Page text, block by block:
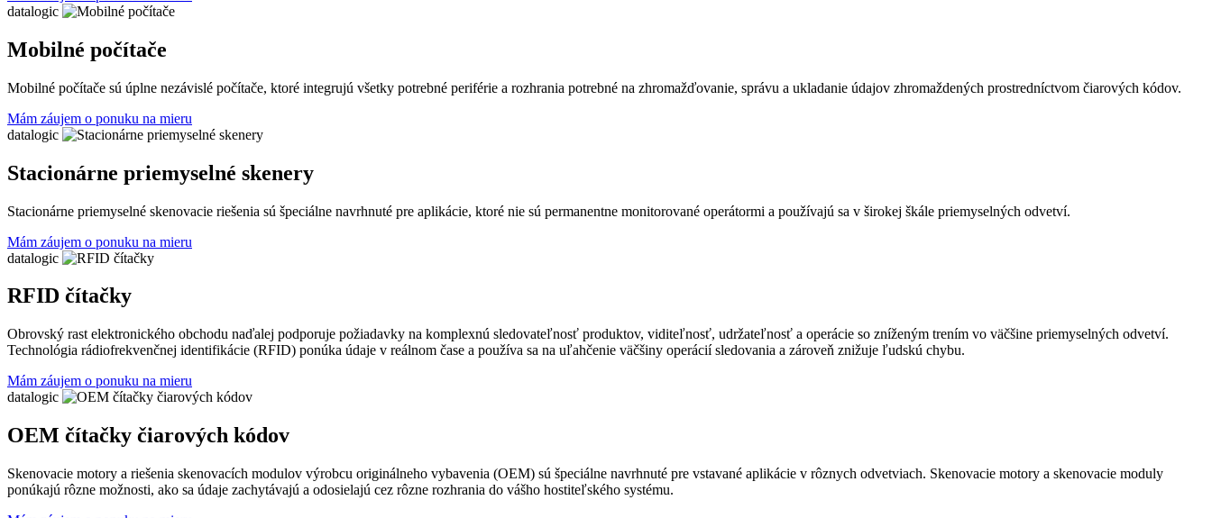
datalogic
Mobilné počítače
Mobilné počítače sú úplne nezávislé počítače, ktoré integrujú všetky potrebné periférie a rozhrania potrebné na zhromažďovanie, správu a ukladanie údajov zhromaždených prostredníctvom čiarových kódov.
Mám záujem o ponuku na mieru
datalogic
Stacionárne priemyselné skenery
Stacionárne priemyselné skenovacie riešenia sú špeciálne navrhnuté pre aplikácie, ktoré nie sú permanentne monitorované operátormi a používajú sa v širokej škále priemyselných odvetví.
Mám záujem o ponuku na mieru
datalogic
RFID čítačky
Obrovský rast elektronického obchodu naďalej podporuje požiadavky na komplexnú sledovateľnosť produktov, viditeľnosť, udržateľnosť a operácie so zníženým trením vo väčšine priemyselných odvetví.
Technológia rádiofrekvenčnej identifikácie (RFID) ponúka údaje v reálnom čase a používa sa na uľahčenie väčšiny operácií sledovania a zároveň znižuje ľudskú chybu.
Mám záujem o ponuku na mieru
datalogic
OEM čítačky čiarových kódov
Skenovacie motory a riešenia skenovacích modulov výrobcu originálneho vybavenia (OEM) sú špeciálne navrhnuté pre vstavané aplikácie v rôznych odvetviach. Skenovacie motory a skenovacie moduly
ponúkajú rôzne možnosti, ako sa údaje zachytávajú a odosielajú cez rôzne rozhrania do vášho hostiteľského systému.